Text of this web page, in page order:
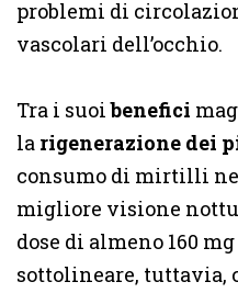
problemi di
vascolari dell’occhio.
Tra i suoibenefici
la rigenerazione dei
consumo di mirtilli
migliore visione
dose di almeno 160 mg
sottolineare,